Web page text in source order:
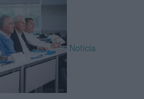
Notícia